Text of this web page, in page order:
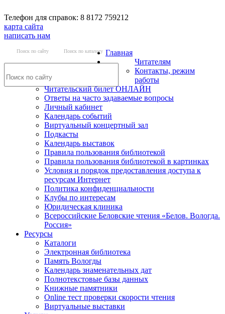
Телефон для справок: 8 8172 759212
карта сайта
написать нам
Поиск по сайту Поиск по каталогу Главная
Читателям
Контакты, режим
работы
Читательский билет ОНЛАЙН
Ответы на часто задаваемые вопросы
Личный кабинет
Календарь событий
Виртуальный концертный зал
Подкасты
Календарь выставок
Правила пользования библиотекой
Правила пользования библиотекой в картинках
Условия и порядок предоставления доступа к
ресурсам Интернет
Политика конфиденциальности
Клубы по интересам
Юридическая клиника
Всероссийские Беловские чтения «Белов. Вологда.
Россия»
Ресурсы
Каталоги
Электронная библиотека
Память Вологды
Календарь знаменательных дат
Полнотекстовые базы данных
Книжные памятники
Online тест проверки скорости чтения
Виртуальные выставки